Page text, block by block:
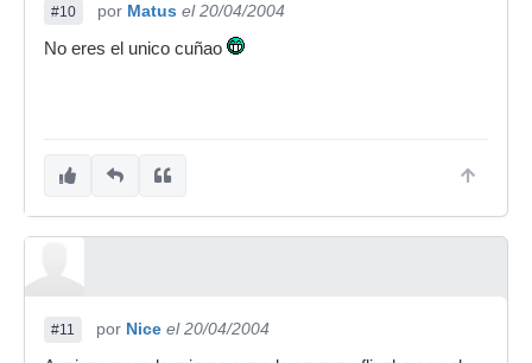
#10 por Matus el 20/04/2004
No eres el unico cuñao
#11 por Nice el 20/04/2004